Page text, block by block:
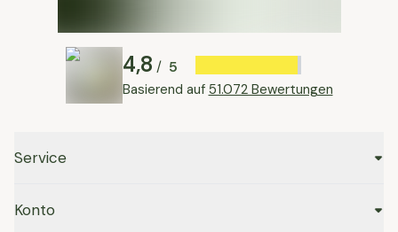
4,8 / 5
Basierend auf 51.072 Bewertungen
Service
Konto